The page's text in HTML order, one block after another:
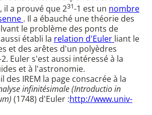
il a prouvé que 231-1 est un nombre
. Il a ébauché une théorie des
le problème des ponts de
établi la relation d'Euler liant le
et des arêtes d'un polyèdres
2. Euler s'est aussi intéressé à la
et à l'astronomie.
IREM la page consacrée à la
infinitésimale (Introductio in
(1748) d'Euler :http://www.univ-